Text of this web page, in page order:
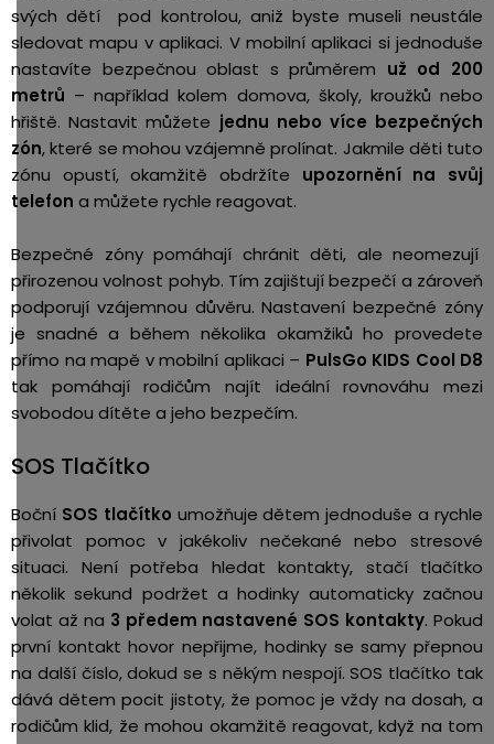
svých dětí pod kontrolou, aniž byste museli neustále
sledovat mapu v aplikaci. V mobilní aplikaci si jednoduše
nastavíte bezpečnou oblast s průměrem už od 200
metrů – například kolem domova, školy, kroužků nebo
hřiště. Nastavit můžete jednu nebo více bezpečných
zón, které se mohou vzájemně prolínat. Jakmile děti tuto
zónu opustí, okamžitě obdržíte upozornění na svůj
telefon a můžete rychle reagovat.
Bezpečné zóny pomáhají chránit děti, ale neomezují
přirozenou volnost pohyb. Tím zajištují bezpečí a zároveň
podporují vzájemnou důvěru. Nastavení bezpečné zóny
je snadné a během několika okamžiků ho provedete
přímo na mapě v mobilní aplikaci – PulsGo KIDS Cool D8
tak pomáhají rodičům najít ideální rovnováhu mezi
svobodou dítěte a jeho bezpečím.
SOS Tlačítko
Boční SOS tlačítko umožňuje dětem jednoduše a rychle
přivolat pomoc v jakékoliv nečekané nebo stresové
situaci. Není potřeba hledat kontakty, stačí tlačítko
několik sekund podržet a hodinky automaticky začnou
volat až na 3 předem nastavené SOS kontakty. Pokud
první kontakt hovor nepřijme, hodinky se samy přepnou
na další číslo, dokud se s někým nespojí. SOS tlačítko tak
dává dětem pocit jistoty, že pomoc je vždy na dosah, a
rodičům klid, že mohou okamžitě reagovat, když na tom